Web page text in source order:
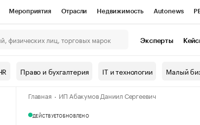
Мероприятия Отрасли Недвижимость Autonews
Спецпроекты Проверка контрагентов
Рынок наличной валюты
Эксперты
Право и бухгалтерия IT и технологии Малый
Главная ИП Абакумов Даниил Сергеевич
ДЕЙСТВУЕТОБНОВЛЕНО